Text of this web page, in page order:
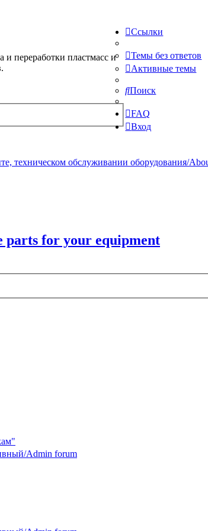
и переработки пластмасс и
Ссылки
Темы без ответов
Активные темы
Поиск
FAQ
Вход
техническом обслуживании оборудования/
parts for your equipment
Admin forum